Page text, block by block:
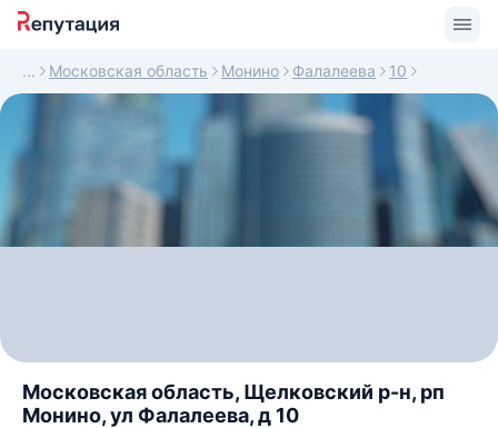
Московская область Монино Фалалеева 10
Московская область, Щелковский р-н, рп
Монино, ул Фалалеева, д 10